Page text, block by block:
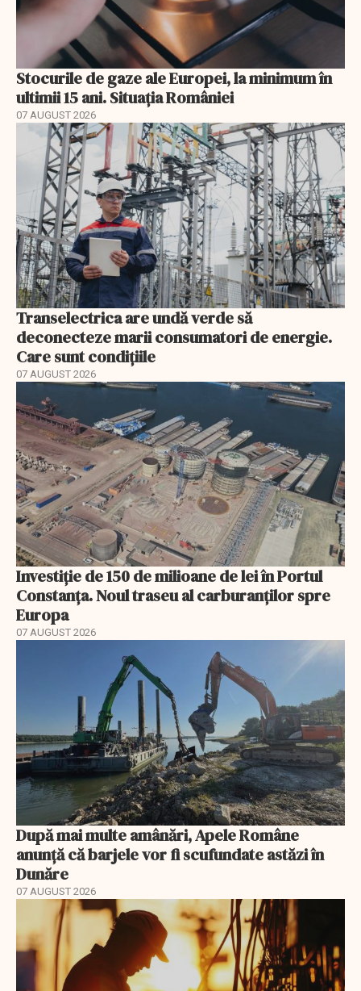
Stocurile de gaze ale Europei, la minimum în
ultimii 15 ani. Situația României
07 AUGUST 2026
Transelectrica are undă verde să
deconecteze marii consumatori de energie.
Care sunt condițiile
07 AUGUST 2026
Investiție de 150 de milioane de lei în Portul
Constanța. Noul traseu al carburanților spre
Europa
07 AUGUST 2026
După mai multe amânări, Apele Române
anunță că barjele vor fi scufundate astăzi în
Dunăre
07 AUGUST 2026